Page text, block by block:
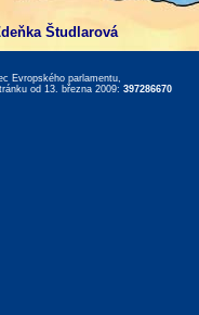
Študlarová
Evropského parlamentu,
od 13. března 2009: 397286670